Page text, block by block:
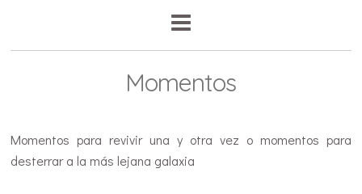
Momentos
Momentos para revivir una y otra vez o momentos para
desterrar a la más lejana galaxia